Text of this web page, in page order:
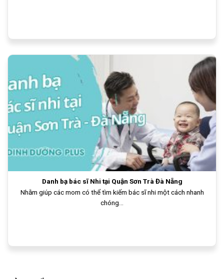
Danh bạ bác sĩ Nhi tại Quận Sơn Trà Đà Nẵng
Nhằm giúp các mom có thể tìm kiếm bác sĩ nhi một cách nhanh
chóng...